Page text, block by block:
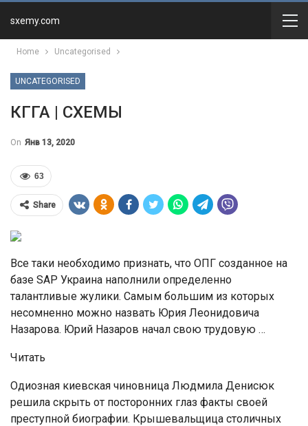
sxemy.com
Home Uncategorised
UNCATEGORISED
КГГА | СХЕМЫ
On Янв 13, 2020
63
Share
Все таки необходимо признать, что ОПГ созданное на
базе SAP Украина наполнили определенно
талантливые жулики. Самым большим из которых
несомненно можно назвать Юрия Леонидовича
Назарова. Юрий Назаров начал свою трудовую …
Читать
Одиозная киевская чиновница Людмила Денисюк
решила скрыть от посторонних глаз факты своей
преступной биографии. Крышевальщица столичных